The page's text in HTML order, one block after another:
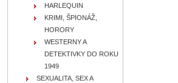
HARLEQUIN
KRIMI, ŠPIONÁŽ,
HORORY
WESTERNY A
DETEKTIVKY DO ROKU
1949
SEXUALITA, SEX A